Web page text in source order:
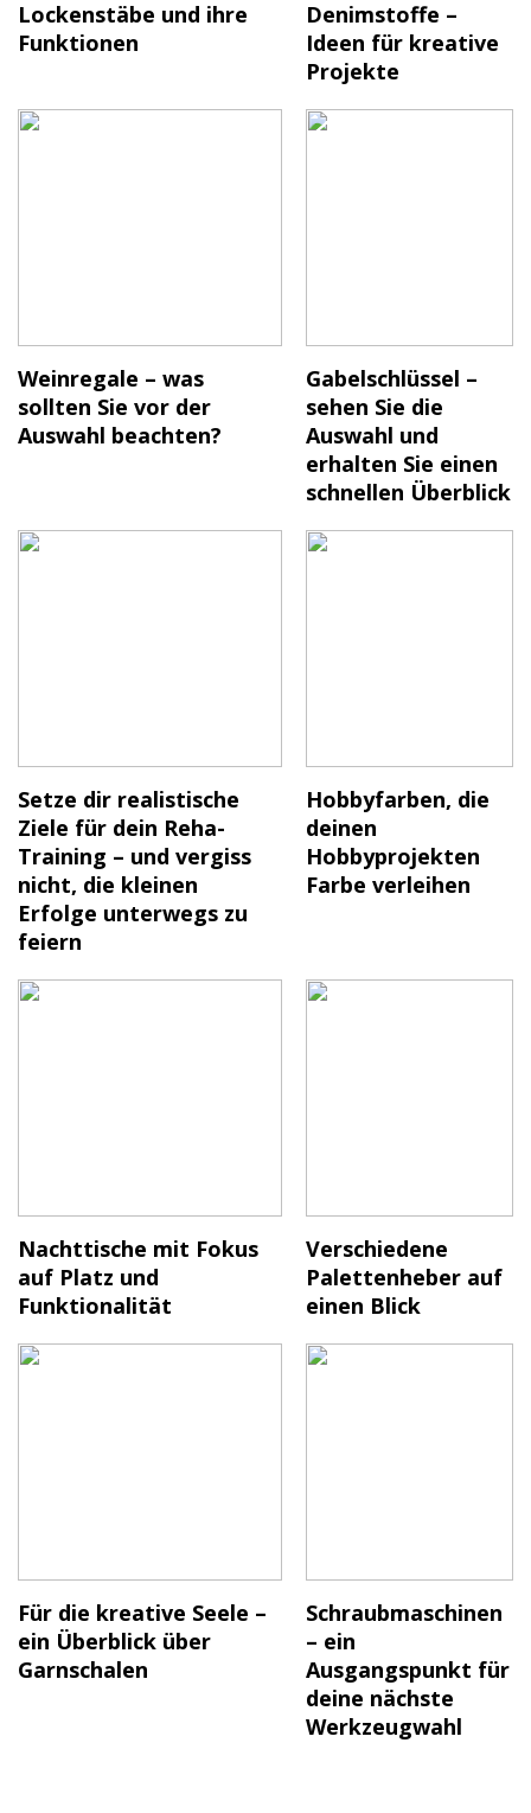
Lockenstäbe und ihre
Funktionen
Denimstoffe –
Ideen für kreative
Projekte
Weinregale – was
sollten Sie vor der
Auswahl beachten?
Gabelschlüssel –
sehen Sie die
Auswahl und
erhalten Sie einen
schnellen Überblick
Setze dir realistische
Ziele für dein Reha-
Training – und vergiss
nicht, die kleinen
Erfolge unterwegs zu
feiern
Hobbyfarben, die
deinen
Hobbyprojekten
Farbe verleihen
Nachttische mit Fokus
auf Platz und
Funktionalität
Verschiedene
Palettenheber auf
einen Blick
Für die kreative Seele –
ein Überblick über
Garnschalen
Schraubmaschinen
– ein
Ausgangspunkt für
deine nächste
Werkzeugwahl